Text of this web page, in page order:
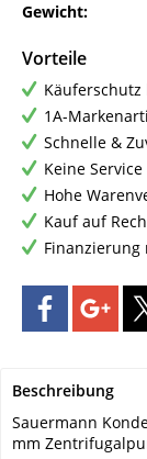
Gewicht:
Vorteile
Käuferschutz
1A-
Schnelle &
Keine
Hohe
Kauf auf
Finanzierung
Beschreibung
Sauermann
mm